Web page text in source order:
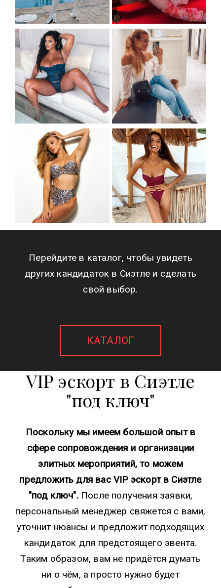
Перейдите в каталог, чтобы увидеть
других кандидаток в Сиэтле и сделать
свой выбор.
КАТАЛОГ
VIP эскорт в Сиэтле
"под ключ"
Поскольку мы имеем большой опыт в
сфере сопровождения и организации
элитных мероприятий, то можем
предложить для вас VIP эскорт в Сиэтле
"под ключ". После получения заявки,
персональный менеджер свяжется с вами,
уточнит нюансы и предложит подходящих
кандидаток для предстоящего эвента.
Таким образом, вам не придётся думать
ни о чём, а просто нужно будет